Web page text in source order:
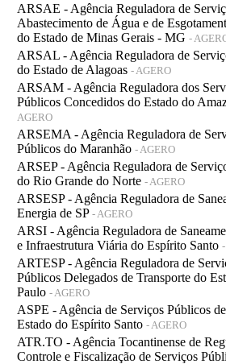
ARSAE - Agência Reguladora de
Abastecimento de Água e de
do Estado de Minas Gerais - MG -
ARSAL - Agência Reguladora de
do Estado de Alagoas - AGERO
ARSAM - Agência Reguladora dos
Públicos Concedidos do Estado do
AGERO
ARSEMA - Agência Reguladora de
Públicos do Maranhão - AGERO
ARSEP - Agência Reguladora de
do Rio Grande do Norte - AGERO
ARSESP - Agência Reguladora de
Energia de SP - AGERO
ARSI - Agência Reguladora de
e Infraestrutura Viária do Espírito Santo
ARTESP - Agência Reguladora de
Públicos Delegados de Transporte do
Paulo - AGERO
ASPE - Agência de Serviços Públicos
Estado do Espírito Santo - AGERO
ATR.TO - Agência Tocantinense de
Controle e Fiscalização de Serviços